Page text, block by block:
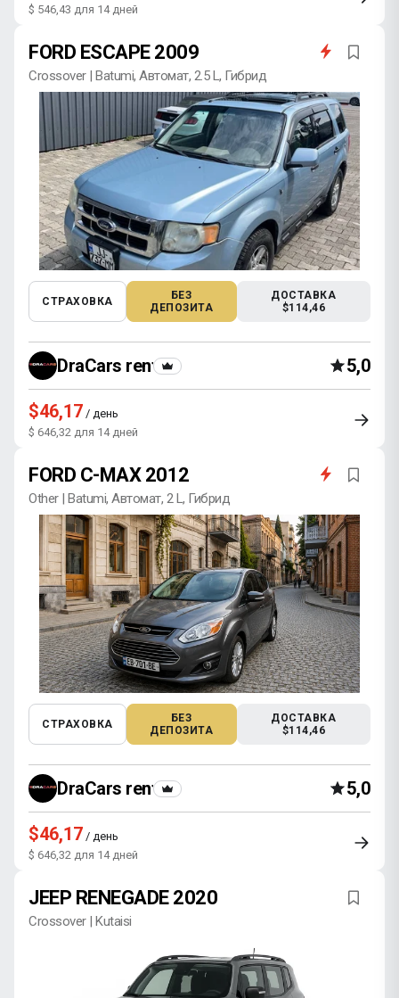
$ 546,43 для 14 дней
FORD ESCAPE 2009
Crossover | Batumi, Автомат, 2.5 L, Гибрид
СТРАХОВКА
БЕЗ
ДЕПОЗИТА
ДОСТАВКА
$114,46
DraCars rental 5,0
$46,17 / день
$ 646,32 для 14 дней
FORD C-MAX 2012
Other | Batumi, Автомат, 2 L, Гибрид
СТРАХОВКА
БЕЗ
ДЕПОЗИТА
ДОСТАВКА
$114,46
DraCars rental 5,0
$46,17 / день
$ 646,32 для 14 дней
JEEP RENEGADE 2020
Crossover | Kutaisi